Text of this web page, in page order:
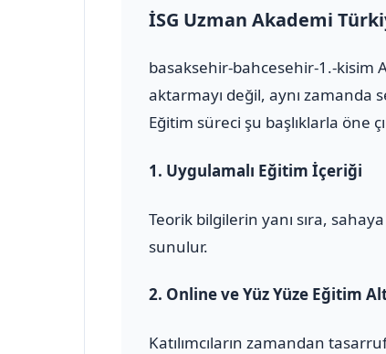
İSG Uzman Akademi
basaksehir-bahcesehir-1.-kisim
aktarmayı değil, aynı zamanda
Eğitim süreci şu başlıklarla öne
1. Uygulamalı Eğitim İçeriği
Teorik bilgilerin yanı sıra,
sunulur.
2. Online ve Yüz Yüze Eğitim
Katılımcıların zamandan